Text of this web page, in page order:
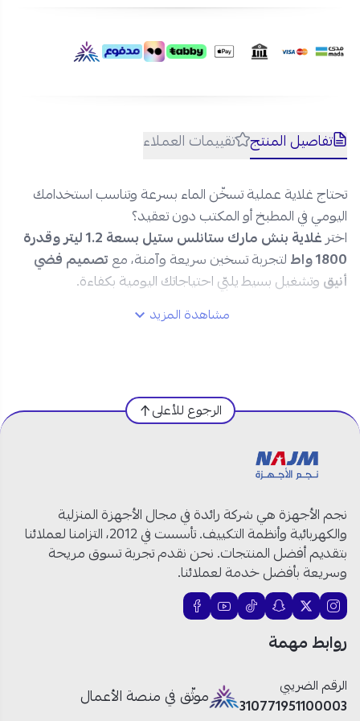
تفاصيل المنتج تقييمات العملاء
تحتاج غلاية عملية تسخّن الماء بسرعة وتناسب استخدامك
اليومي في المطبخ أو المكتب دون تعقيد؟
اختر
غلاية بنش مارك ستانلس ستيل بسعة 1.2 ليتر وقدرة
1800 واط
لتجربة تسخين سريعة وآمنة، معتصميم فضي
أنيقوتشغيل بسيط يلبّي احتياجاتك اليومية بكفاءة.
مواصفات غلاية كهربائية بنش مارك
العلامة التجارية:بنش مارك
الموديل:K-121ADSA
السعة:
القدرة:
المادة:
ستانلس ستيل
اللون:فضي
نظام التشغيل:زر واحد
الأمان:إيقاف تلقائي عند الغليان
القاعدة:دوران 360 درجة
سريع وراحة يومية!
قدرة 1800 واط:
غلاية مياه 1800 بتسخين سريع يوفر
مشاهدة المزيد
الرجوع للأعلى
نجم الأجهزة هي شركة رائدة في مجال الأجهزة المنزلية
والكهربائية وأنظمة التكييف. تأسست في 2012، التزامنا لعملائنا
بتقديم أفضل المنتجات. نحن نقدم تجربة تسوق مريحة
وسريعة بأفضل خدمة لعملائنا.
روابط مهمة
الرقم الضريبي
310771951100003
موثّق في منصة الأعمال